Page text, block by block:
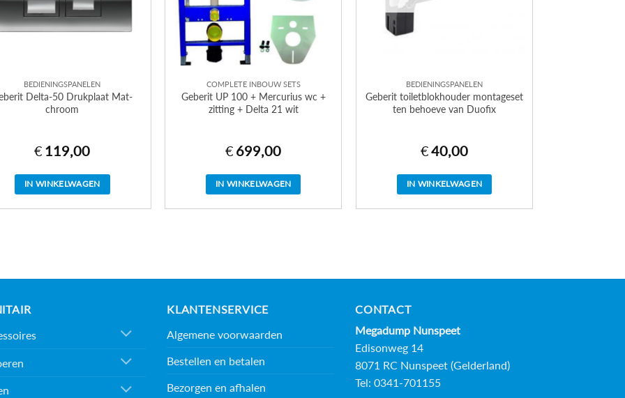
BEDIENINGSPANELEN
Delta-50 Drukplaat Mat-
chroom
€ 119,00
IN WINKELWAGEN
COMPLETE INBOUW SETS
Geberit UP 100 + Mercurius wc +
zitting + Delta 21 wit
€ 699,00
IN WINKELWAGEN
BEDIENINGSPANELEN
Geberit toiletblokhouder montageset
ten behoeve van Duofix
€40,00
IN WINKELWAGEN
KLANTENSERVICE
Algemene voorwaarden
Bestellen en betalen
Bezorgen en afhalen
CONTACT
Megadump Nunspeet
Edisonweg 14
8071 RC Nunspeet (Gelderland)
Tel: 0341-701155